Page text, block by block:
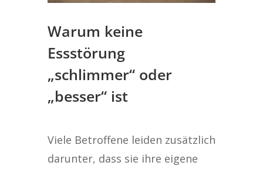
Warum keine
Essstörung
„schlimmer“ oder
„besser“ ist
Viele Betroffene leiden zusätzlich
darunter, dass sie ihre eigene